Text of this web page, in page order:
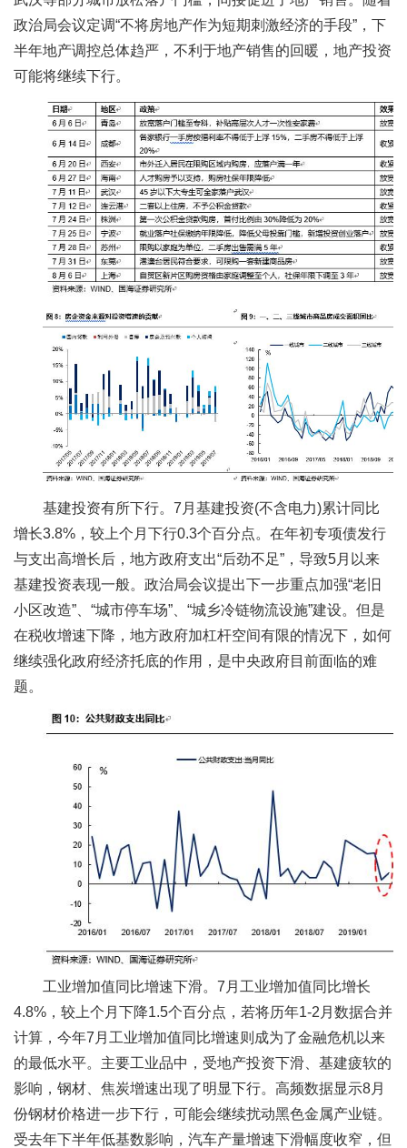
政治局会议定调“不将房地产作为短期刺激经济的手段”，下
半年地产调控总体趋严，不利于地产销售的回暖，地产投资
可能将继续下行。
基建投资有所下行。7月基建投资(不含电力)累计同比
增长3.8%，较上个月下行0.3个百分点。在年初专项债发行
与支出高增长后，地方政府支出“后劲不足”，导致5月以来
基建投资表现一般。政治局会议提出下一步重点加强“老旧
小区改造”、“城市停车场”、“城乡冷链物流设施”建设。但是
在税收增速下降，地方政府加杠杆空间有限的情况下，如何
继续强化政府经济托底的作用，是中央政府目前面临的难
题。
工业增加值同比增速下滑。7月工业增加值同比增长
4.8%，较上个月下降1.5个百分点，若将历年1-2月数据合并
计算，今年7月工业增加值同比增速则成为了金融危机以来
的最低水平。主要工业品中，受地产投资下滑、基建疲软的
影响，钢材、焦炭增速出现了明显下行。高频数据显示8月
份钢材价格进一步下行，可能会继续扰动黑色金属产业链。
受去年下半年低基数影响，汽车产量增速下滑幅度收窄，但